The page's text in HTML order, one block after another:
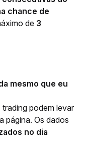
chance de
de 3
mesmo que eu
podem levar
página. Os dados
no dia